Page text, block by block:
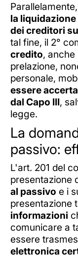
la
dei creditori
tal fine, il 2°
credito, anche
prelazione,
personale,
essere
dal Capo III,
legge.
La
passivo:
L'art. 201 del
presentazione
al passivo e i
presentazione
informazioni
comunicare a
essere
elettronica